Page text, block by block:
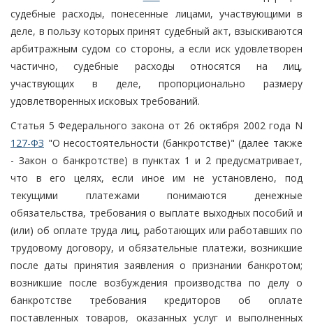
судебные расходы, понесенные лицами, участвующими в
деле, в пользу которых принят судебный акт, взыскиваются
арбитражным судом со стороны, а если иск удовлетворен
частично, судебные расходы относятся на лиц,
участвующих в деле, пропорционально размеру
удовлетворенных исковых требований.
Статья 5 Федерального закона от 26 октября 2002 года N
127-ФЗ "О несостоятельности (банкротстве)" (далее также
- Закон о банкротстве) в пунктах 1 и 2 предусматривает,
что в его целях, если иное им не установлено, под
текущими платежами понимаются денежные
обязательства, требования о выплате выходных пособий и
(или) об оплате труда лиц, работающих или работавших по
трудовому договору, и обязательные платежи, возникшие
после даты принятия заявления о признании банкротом;
возникшие после возбуждения производства по делу о
банкротстве требования кредиторов об оплате
поставленных товаров, оказанных услуг и выполненных